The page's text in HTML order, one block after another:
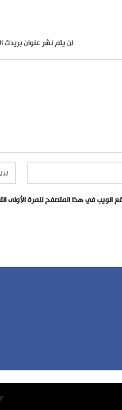
لن يتم نشر عنوان بريدك
الويب في هذا المتصفح للمرة الأولى